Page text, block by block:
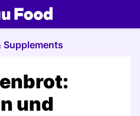
Supplements
und